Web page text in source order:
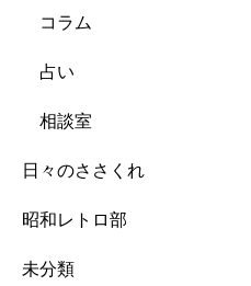
コラム
占い
相談室
日々のささくれ
昭和レトロ部
未分類